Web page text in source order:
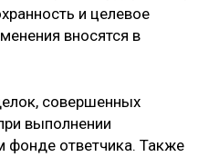
и целевое
вносятся в
совершенных
выполнении
фонде ответчика. Также